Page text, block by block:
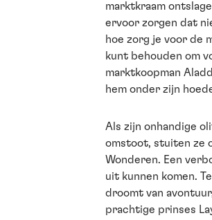
marktkraam
ervoor zorgen dat
hoe zorg je voor de
kunt behouden om
marktkoopman
hem onder zijn
Als zijn onhandige
omstoot, stuiten ze
Wonderen. Een
uit kunnen komen.
droomt van
prachtige prinses